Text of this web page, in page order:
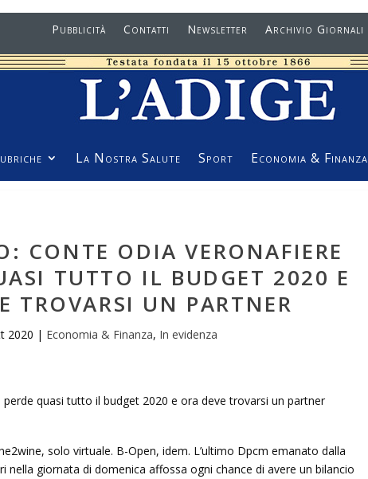
Pubblicità Contatti Newsletter Archivio Giornali
La Nostra Salute Sport Economia & Finanza
CONTE ODIA VERONAFIERE
TUTTO IL BUDGET 2020 E
TROVARSI UN PARTNER
2020 | Economia & Finanza, In evidenza
solo virtuale. B-Open, idem. L’ultimo Dpcm emanato dalla
nella giornata di domenica affossa ogni chance di avere un bilancio